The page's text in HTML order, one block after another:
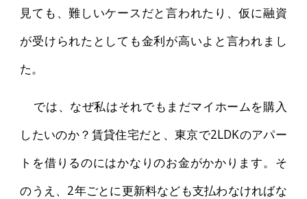
見ても、難しいケースだと言われたり、仮に融資
が受けられたとしても金利が高いよと言われまし
た。
では、なぜ私はそれでもまだマイホームを購入
したいのか？賃貸住宅だと、東京で2LDKのアパー
トを借りるのにはかなりのお金がかかります。そ
のうえ、2年ごとに更新料なども支払わなければな